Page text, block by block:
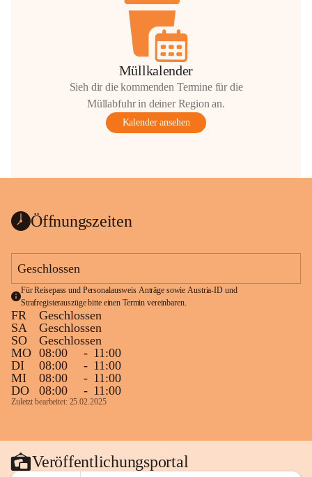
Müllkalender
Sieh dir die kommenden Termine für die
Müllabfuhr in deiner Region an.
Kalender ansehen
Öffnungszeiten
Geschlossen
Für Reisepass und Personalausweis Anträge sowie Austria-ID und
Strafregisterauszüge bitte einen Termin vereinbaren.
FR
Geschlossen
SA
Geschlossen
SO
Geschlossen
MO 08:00 - 11:00
DI
08:00 - 11:00
MI
08:00 - 11:00
DO
08:00 - 11:00
Zuletzt bearbeitet: 25.02.2025
Veröffentlichungsportal